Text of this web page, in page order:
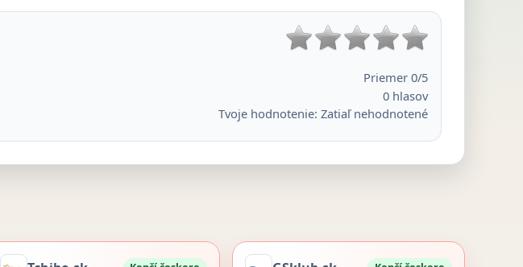
Priemer 0/5
0 hlasov
Tvoje hodnotenie: Zatiaľ nehodnotené